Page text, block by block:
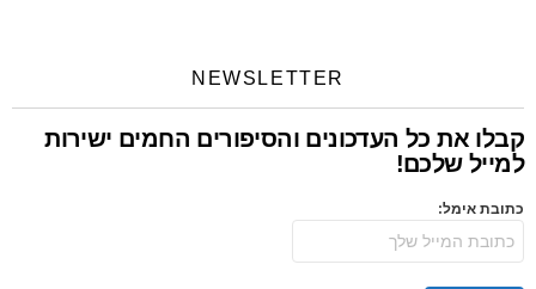
NEWSLETTER
קבלו את כל העדכונים והסיפורים החמים ישירות
למייל שלכם!
כתובת אימל: